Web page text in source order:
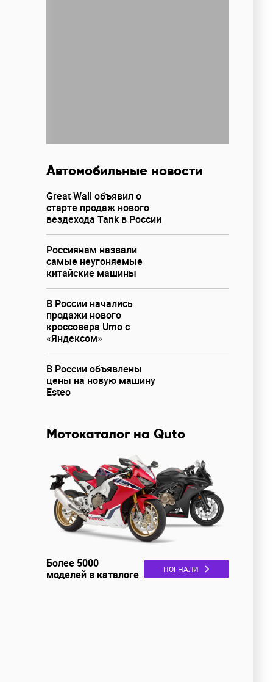
Автомобильные новости
Great Wall объявил о
старте продаж нового
вездехода Tank в России
Россиянам назвали
самые неугоняемые
китайские машины
В России начались
продажи нового
кроссовера Umo с
«Яндексом»
В России объявлены
цены на новую машину
Esteo
Мотокаталог на Quto
Более 5000
моделей в каталоге
ПОГНАЛИ